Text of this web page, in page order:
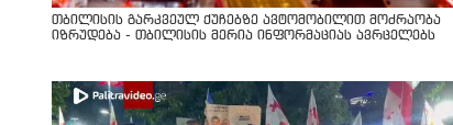
თბილისის გარკვეულ ქუჩებზე ავტომობილით მოძრაობა
იზრუდება - თბილისის მერია ინფორმაციას ავრცელებს